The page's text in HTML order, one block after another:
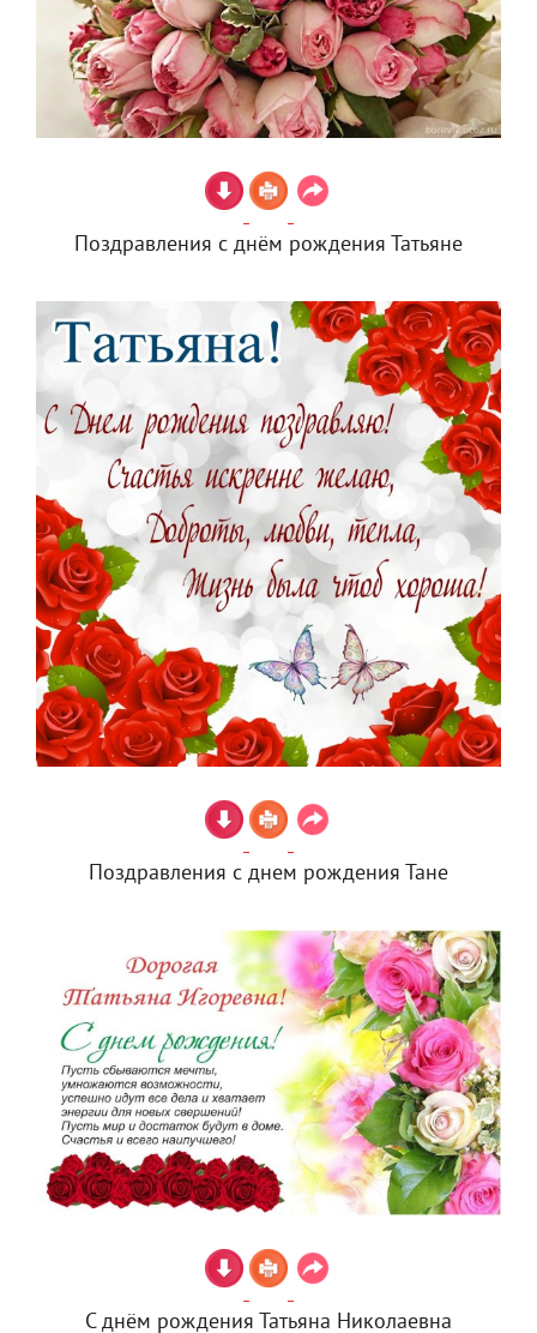
Поздравления с днём рождения Татьяне
Поздравления с днем рождения Тане
С днём рождения Татьяна Николаевна